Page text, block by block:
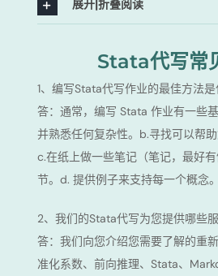
展开|折叠阅读
Stata代写常
1、编写Stata代写作业的最佳方法是
答：通常，编写 Stata 作业有一些
并熟悉任何复杂性。b.寻找可以帮助
c.在纸上做一些笔记（笔记，最好
节。d. 提供例子来支持每一个概念。
2、我们的Stata代写为您提供哪些服
答：我们向您介绍您需要了解的重
准化系数、前向推理、Stata、